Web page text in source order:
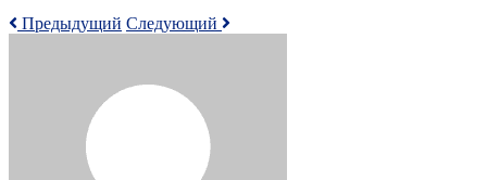
Предыдущий Следующий